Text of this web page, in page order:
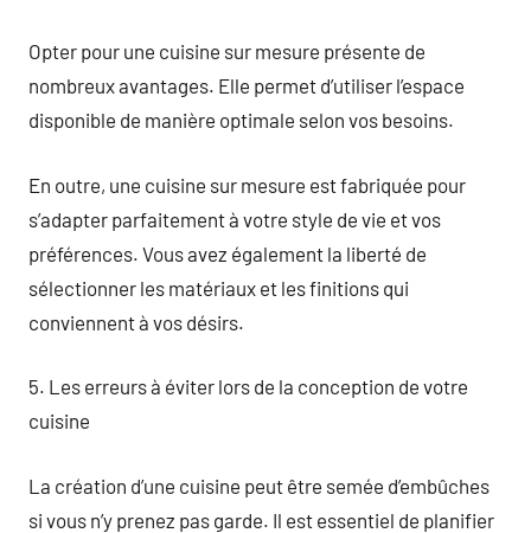
Opter pour une cuisine sur mesure présente de
nombreux avantages. Elle permet d’utiliser l’espace
disponible de manière optimale selon vos besoins.
En outre, une cuisine sur mesure est fabriquée pour
s’adapter parfaitement à votre style de vie et vos
préférences. Vous avez également la liberté de
sélectionner les matériaux et les finitions qui
conviennent à vos désirs.
5. Les erreurs à éviter lors de la conception de votre
cuisine
La création d’une cuisine peut être semée d’embûches
si vous n’y prenez pas garde. Il est essentiel de planifier